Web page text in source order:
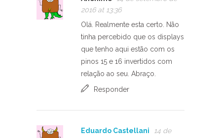
2016 at 13:36
Olá. Realmente esta certo. Não
tinha percebido que os displays
que tenho aqui estão com os
pinos 15 e 16 invertidos com
relação ao seu. Abraço.
Responder
Eduardo Castellani 14 de